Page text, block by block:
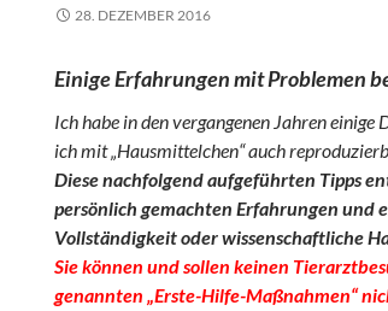
28. DEZEMBER 2016
Einige Erfahrungen mit Problemen
Ich habe in den vergangenen Jahren einige
ich mit „Hausmittelchen“ auch
Diese nachfolgend aufgeführten Tipps
persönlich gemachten Erfahrungen und
Vollständigkeit oder wissenschaftliche
Sie können und sollen keinen
genannten „Erste-Hilfe-Maßnahmen“